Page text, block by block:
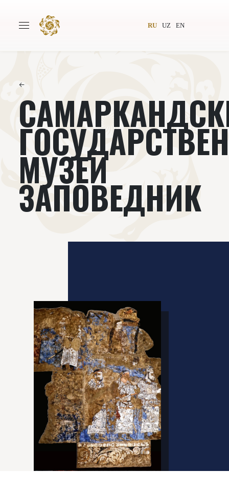
RU UZ EN
Всемирное общество
Новости
Проекты
Книги
←
МУЗЕЙ
ЗАПОВЕДНИК